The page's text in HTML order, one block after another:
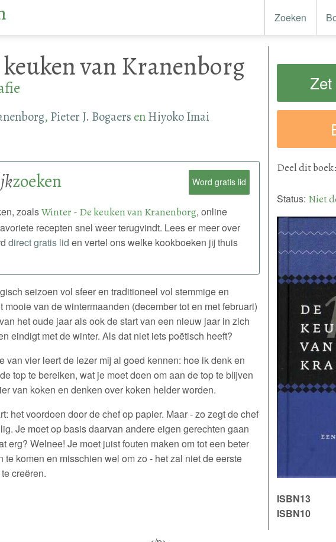
Zoeken
van Kranenborg
, Pieter J. Bogaers enHiyoko Imai
Word gratis lid
zoeken
zoalsWinter - De keuken van Kranenborg, online
recepten snel weer terugvindt. Lees er meer over
direct gratis lid en vertel ons welke kookboeken jij thuis
seizoen vol sfeer en traditioneel vol stemmige en
mooie van de wintermaanden (december tot en met februari)
het oude jaar als ook de start van een nieuw jaar in zich
eindigt met de winter. Als dat niet iets poëtisch heeft?
van vier leert de lezer mij al goed kennen: hoe ik denk en
top te bereiken, wat je moet doen om aan de top te blijven
van koken en denken over koken helder worden.
het voordoen door de chef op papier. Maar - zo zegt de chef
Je moet op basis daarvan andere eigen gerechten gaan
erg? Welnee! Je moet juist fouten maken om tot een beter
komen en misschien wel om zo - het zal niet de eerste
creëren.
Zet
Deeldit boek:
Status: Niet
ISBN13
ISBN10